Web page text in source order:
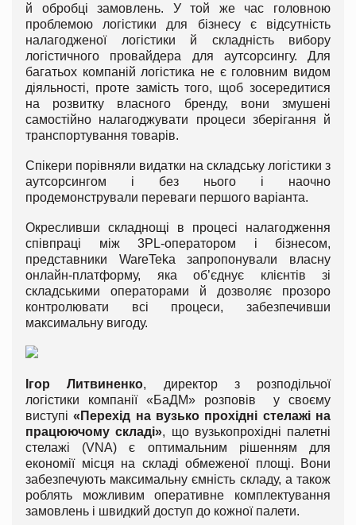
й обробці замовлень. У той же час головною
проблемою логістики для бізнесу є відсутність
налагодженої логістики й складність вибору
логістичного провайдера для аутсорсингу. Для
багатьох компаній логістика не є головним видом
діяльності, проте замість того, щоб зосередитися
на розвитку власного бренду, вони змушені
самостійно налагоджувати процеси зберігання й
транспортування товарів.
Спікери порівняли видатки на складську логістики з
аутсорсингом і без нього і наочно
продемонстрували переваги першого варіанта.
Окресливши складнощі в процесі налагодження
співпраці між 3PL-оператором і бізнесом,
представники WareTeka запропонували власну
онлайн-платформу, яка об’єднує клієнтів зі
складськими операторами й дозволяє прозоро
контролювати всі процеси, забезпечивши
максимальну вигоду.
Ігор Литвиненко, директор з розподільчої
логістики компанії «БаДМ» розповів у своєму
виступі«Перехід на вузько прохідні стелажі на
працюючому складі», що вузькопрохідні палетні
стелажі (VNA) є оптимальним рішенням для
економії місця на складі обмеженої площі. Вони
забезпечують максимальну ємність складу, а також
роблять можливим оперативне комплектування
замовлень і швидкий доступ до кожної палети.